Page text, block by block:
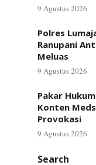
9 Agustus 2026
Polres
Ranupani
Meluas
9 Agustus 2026
Pakar
Konten
Provokasi
9 Agustus 2026
Search